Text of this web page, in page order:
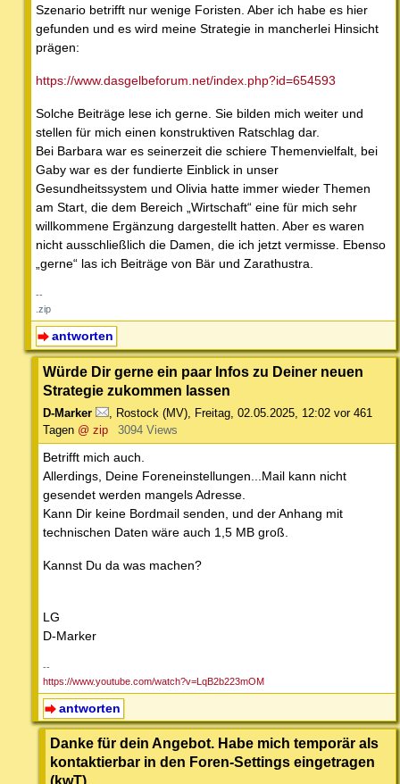
Szenario betrifft nur wenige Foristen. Aber ich habe es hier
gefunden und es wird meine Strategie in mancherlei Hinsicht
prägen:
https://www.dasgelbeforum.net/index.php?id=654593
Solche Beiträge lese ich gerne. Sie bilden mich weiter und
stellen für mich einen konstruktiven Ratschlag dar.
Bei Barbara war es seinerzeit die schiere Themenvielfalt, bei
Gaby war es der fundierte Einblick in unser
Gesundheitssystem und Olivia hatte immer wieder Themen
am Start, die dem Bereich „Wirtschaft“ eine für mich sehr
willkommene Ergänzung dargestellt hatten. Aber es waren
nicht ausschließlich die Damen, die ich jetzt vermisse. Ebenso
„gerne“ las ich Beiträge von Bär und Zarathustra.
--
.zip
antworten
Würde Dir gerne ein paar Infos zu Deiner neuen
Strategie zukommen lassen
D-Marker Rostock (MV) Freitag, 02.05.2025, 12:02 vor 461
Tagen @ zip 3094 Views
Betrifft mich auch.
Allerdings, Deine Foreneinstellungen...Mail kann nicht
gesendet werden mangels Adresse.
Kann Dir keine Bordmail senden, und der Anhang mit
technischen Daten wäre auch 1,5 MB groß.
Kannst Du da was machen?
LG
D-Marker
--
https://www.youtube.com/watch?v=LqB2b223mOM
antworten
Danke für dein Angebot. Habe mich temporär als
kontaktierbar in den Foren-Settings eingetragen
(kwT)